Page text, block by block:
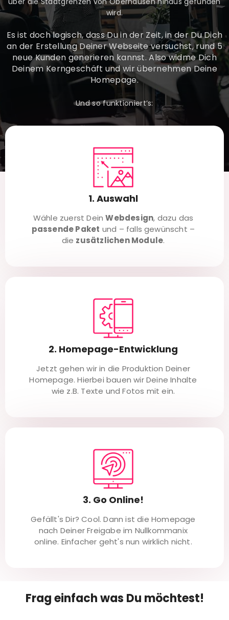
wird.
Es ist doch logisch, dass Du in der Zeit, in der Du Dich
an der Erstellung Deiner Webseite versuchst, rund 5
neue Kunden generieren kannst. Also widme Dich
Deinem Kerngeschäft und wir übernehmen Deine
Homepage.
Und so funktioniert’s:
1. Auswahl
Wähle zuerst DeinWebdesign, dazu das
passende Paket und – falls gewünscht –
die zusätzlichen Module.
2. Homepage-Entwicklung
Jetzt gehen wir in die Produktion Deiner
Homepage. Hierbei bauen wir Deine Inhalte
wie z.B. Texte und Fotos mit ein.
3. Go Online!
Gefällt's Dir? Cool. Dann ist die Homepage
nach Deiner Freigabe im Nullkommanix
online. Einfacher geht's nun wirklich nicht.
Frag einfach was Du möchtest!